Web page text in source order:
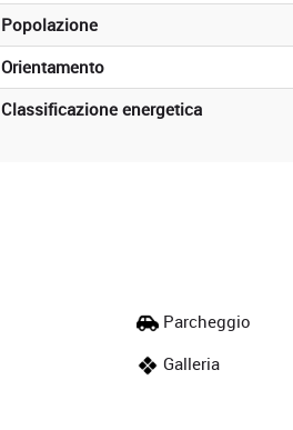
Popolazione
Orientamento
Classificazione energetica
Parcheggio
Galleria